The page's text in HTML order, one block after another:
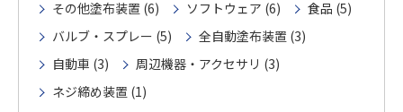
その他塗布装置 (6)
ソフトウェア (6)
食品 (5)
バルブ・スプレー (5)
全自動塗布装置 (3)
自動車 (3)
周辺機器・アクセサリ (3)
ネジ締め装置 (1)